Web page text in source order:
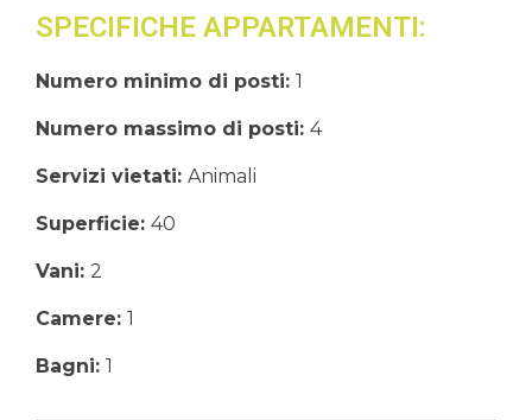
SPECIFICHE APPARTAMENTI:
Numero minimo di posti: 1
Numero massimo di posti: 4
Servizi vietati: Animali
Superficie: 40
Vani: 2
Camere: 1
Bagni: 1